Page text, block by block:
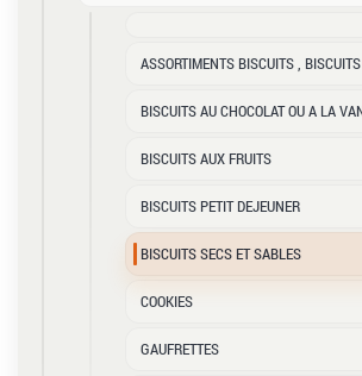
ASSORTIMENTS BISCUITS ,
BISCUITS AU CHOCOLAT OU A LA
BISCUITS AUX FRUITS
BISCUITS PETIT DEJEUNER
BISCUITS SECS ET SABLES
COOKIES
GAUFRETTES